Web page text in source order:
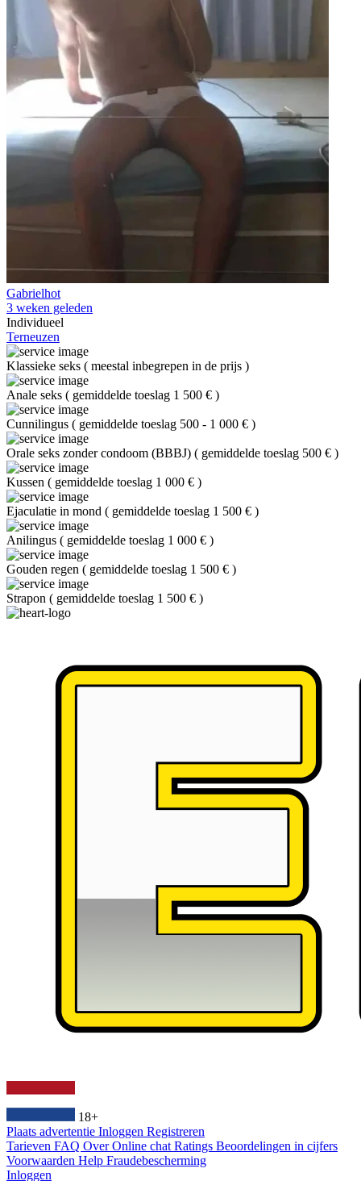
Gabrielhot
3 weken geleden
Individueel
Terneuzen
Klassieke seks ( meestal inbegrepen in de prijs )
Anale seks ( gemiddelde toeslag 1 500 € )
Cunnilingus ( gemiddelde toeslag 500 - 1 000 € )
Orale seks zonder condoom (BBBJ) ( gemiddelde toeslag 500 € )
Kussen ( gemiddelde toeslag 1 000 € )
Ejaculatie in mond ( gemiddelde toeslag 1 500 € )
Anilingus ( gemiddelde toeslag 1 000 € )
Gouden regen ( gemiddelde toeslag 1 500 € )
Strapon ( gemiddelde toeslag 1 500 € )
18+
Plaats advertentie Inloggen Registreren
Tarieven FAQ OverOnline chat Ratings Beoordelingen in cijfers
Voorwaarden Help Fraudebescherming
Inloggen